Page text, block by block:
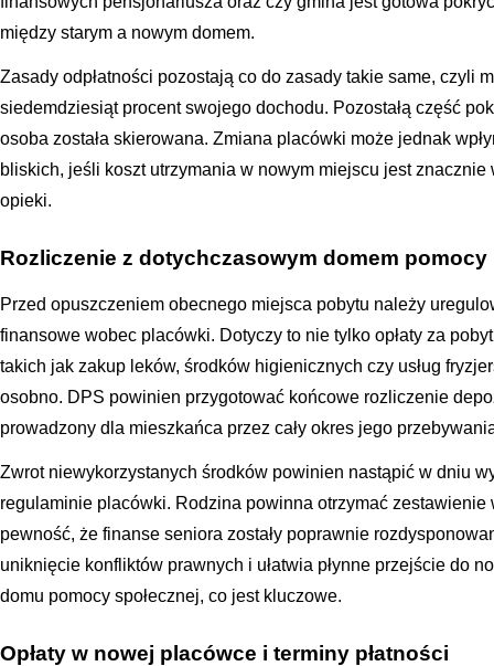
między starym a nowym domem.
Zasady odpłatności pozostają co do zasady takie same, czyli
siedemdziesiąt procent swojego dochodu. Pozostałą część
osoba została skierowana. Zmiana placówki może jednak
bliskich, jeśli koszt utrzymania w nowym miejscu jest
opieki.
Rozliczenie z dotychczasowym domem pomocy
Przed opuszczeniem obecnego miejsca pobytu należy
finansowe wobec placówki. Dotyczy to nie tylko opłaty za
takich jak zakup leków, środków higienicznych czy usług
osobno. DPS powinien przygotować końcowe rozliczenie
prowadzony dla mieszkańca przez cały okres jego
Zwrot niewykorzystanych środków powinien nastąpić w dniu
regulaminie placówki. Rodzina powinna otrzymać zestawienie
pewność, że finanse seniora zostały poprawnie
uniknięcie konfliktów prawnych i ułatwia płynne przejście do
domu pomocy społecznej, co jest kluczowe.
Opłaty w nowej placówce i terminy płatności